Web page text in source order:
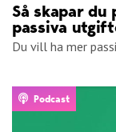
Så skapar du
passiva
Du vill ha mer
Podcast